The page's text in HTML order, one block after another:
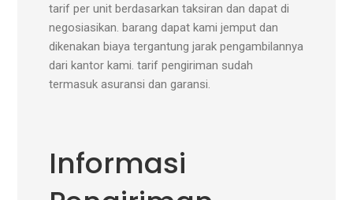
tarif per unit berdasarkan taksiran dan dapat di
negosiasikan. barang dapat kami jemput dan
dikenakan biaya tergantung jarak pengambilannya
dari kantor kami. tarif pengiriman sudah
termasuk asuransi dan garansi.
Informasi